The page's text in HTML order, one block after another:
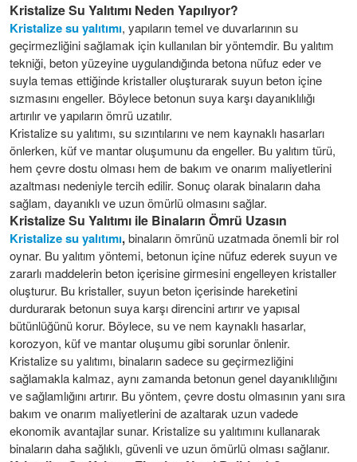
Kristalize Su Yalıtımı Neden Yapılıyor?
Kristalize su yalıtımı, yapıların temel ve duvarlarının su
geçirmezliğini sağlamak için kullanılan bir yöntemdir. Bu yalıtım
tekniği, beton yüzeyine uygulandığında betona nüfuz eder ve
suyla temas ettiğinde kristaller oluşturarak suyun beton içine
sızmasını engeller. Böylece betonun suya karşı dayanıklılığı
artırılır ve yapıların ömrü uzatılır.
Kristalize su yalıtımı, su sızıntılarını ve nem kaynaklı hasarları
önlerken, küf ve mantar oluşumunu da engeller. Bu yalıtım türü,
hem çevre dostu olması hem de bakım ve onarım maliyetlerini
azaltması nedeniyle tercih edilir. Sonuç olarak binaların daha
sağlam, dayanıklı ve uzun ömürlü olmasını sağlar.
Kristalize Su Yalıtımı ile Binaların Ömrü Uzasın
Kristalize su yalıtımı,binaların ömrünü uzatmada önemli bir rol
oynar. Bu yalıtım yöntemi, betonun içine nüfuz ederek suyun ve
zararlı maddelerin beton içerisine girmesini engelleyen kristaller
oluşturur. Bu kristaller, suyun beton içerisinde hareketini
durdurarak betonun suya karşı direncini artırır ve yapısal
bütünlüğünü korur. Böylece, su ve nem kaynaklı hasarlar,
korozyon, küf ve mantar oluşumu gibi sorunlar önlenir.
Kristalize su yalıtımı, binaların sadece su geçirmezliğini
sağlamakla kalmaz, aynı zamanda betonun genel dayanıklılığını
ve sağlamlığını artırır. Bu yöntem, çevre dostu olmasının yanı sıra
bakım ve onarım maliyetlerini de azaltarak uzun vadede
ekonomik avantajlar sunar. Kristalize su yalıtımını kullanarak
binaların daha sağlıklı, güvenli ve uzun ömürlü olması sağlanır.